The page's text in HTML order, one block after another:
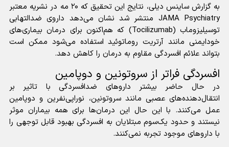
به گزارش ساینس دیلی، نتایج این تحقیق که ۲۰ مه در نشریه معتبر
JAMA Psychiatry منتشر شد نشان می‌دهد داروی ضدالتهابی
توسیلیزوماب (Tocilizumab) که هم‌اکنون برای درمان بیماری‌های
خودایمنی مانند آرتریت روماتوئید استفاده می‌شود ممکن است
بتواند علائم افسردگی مقاوم به درمان را کاهش دهد.
افسردگی فراتر از سروتونین و دوپامین
در حال حاضر بیشتر دارو‌های ضدافسردگی با تاثیر بر
انتقال‌دهنده‌های عصبی مانند سروتونین، نوراپی‌نفرین و دوپامین
عمل می‌کنند. با این حال این درمان‌ها برای همه بیماران موثر
نیستند و حدود یک‌سوم مبتلایان به افسردگی بهبود قابل توجهی را
با دارو‌های موجود تجربه نمی‌کنند.